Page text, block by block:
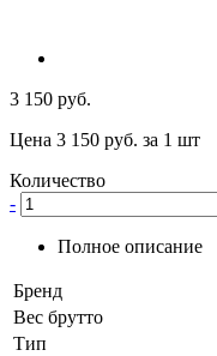
3 150 руб.
Цена 3 150 руб. за 1 шт
Количество
-
Полное описание
Бренд
Вес брутто
Тип